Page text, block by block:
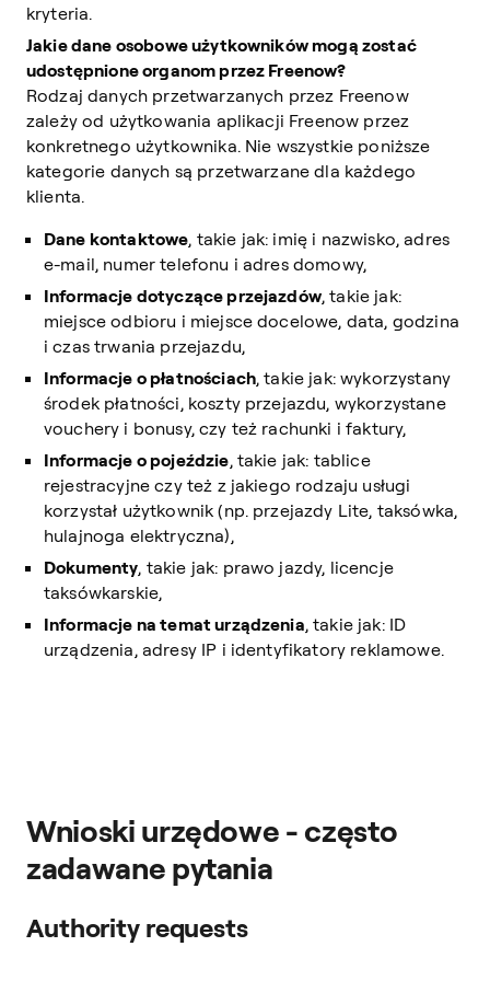
kryteria.
Jakie dane osobowe użytkowników mogą zostać
udostępnione organom przez Freenow?
Rodzaj danych przetwarzanych przez Freenow
zależy od użytkowania aplikacji Freenow przez
konkretnego użytkownika. Nie wszystkie poniższe
kategorie danych są przetwarzane dla każdego
klienta.
Dane kontaktowe, takie jak: imię i nazwisko, adres
e-mail, numer telefonu i adres domowy,
Informacje dotyczące przejazdów, takie jak:
miejsce odbioru i miejsce docelowe, data, godzina
i czas trwania przejazdu,
Informacje o płatnościach, takie jak: wykorzystany
środek płatności, koszty przejazdu, wykorzystane
vouchery i bonusy, czy też rachunki i faktury,
Informacje o pojeździe, takie jak: tablice
rejestracyjne czy też z jakiego rodzaju usługi
korzystał użytkownik (np. przejazdy Lite, taksówka,
hulajnoga elektryczna),
Dokumenty, takie jak: prawo jazdy, licencje
taksówkarskie,
Informacje na temat urządzenia, takie jak: ID
urządzenia, adresy IP i identyfikatory reklamowe.
Wnioski urzędowe - często
zadawane pytania
Authority requests